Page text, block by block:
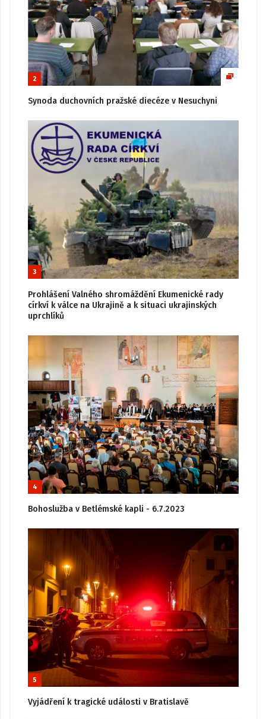
2
Synoda duchovních pražské diecéze v Nesuchyni
3
Prohlášení Valného shromáždění Ekumenické rady
církví k válce na Ukrajině a k situaci ukrajinských
uprchlíků
4
Bohoslužba v Betlémské kapli - 6.7.2023
5
Vyjádření k tragické události v Bratislavě